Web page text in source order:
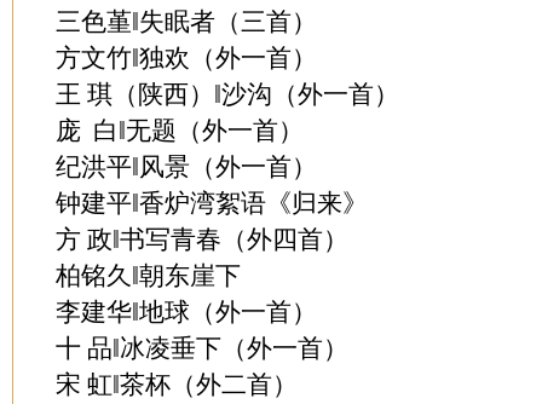
三色堇‖失眠者（三首）
方文竹‖独欢（外一首）
王 琪（陕西）‖沙沟（外一首）
庞 白‖无题（外一首）
纪洪平‖风景（外一首）
钟建平‖香炉湾絮语《归来》
方 政‖书写青春（外四首）
柏铭久‖朝东崖下
李建华‖地球（外一首）
十 品‖冰凌垂下（外一首）
宋 虹‖茶杯（外二首）